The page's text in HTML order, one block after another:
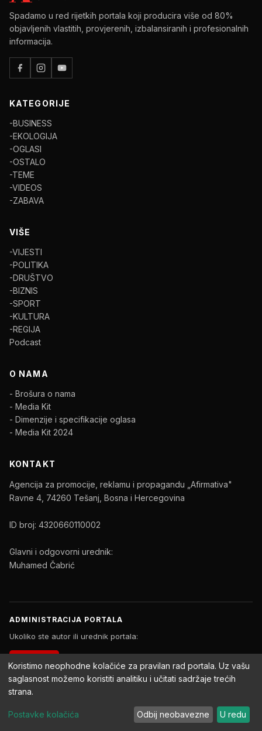
Spadamo u red rijetkih portala koji producira više od 80%
objavljenih vlastitih, provjerenih, izbalansiranih i profesionalnih
informacija.
KATEGORIJE
-BUSINESS
-EKOLOGIJA
-OGLASI
-OSTALO
-TEME
-VIDEOS
-ZABAVA
VIŠE
-VIJESTI
-POLITIKA
-DRUŠTVO
-BIZNIS
-SPORT
-KULTURA
-REGIJA
Podcast
O NAMA
- Brošura o nama
- Media Kit
- Dimenzije i specifikacije oglasa
- Media Kit 2024
KONTAKT
Agencija za promocije, reklamu i propagandu „Afirmativa"
Ravne 4, 74260 Tešanj, Bosna i Hercegovina
ID broj: 4320660110002
Glavni i odgovorni urednik:
Muhamed Čabrić
ADMINISTRACIJA PORTALA
Ukoliko ste autor ili urednik portala:
Copyright © 2026 Afirmativa Portal. Sva prava zadržana.
ImpressumUslovi korištenja Politika privatnostiPostavke kolačića
Koristimo neophodne kolačiće za pravilan rad portala. Uz vašu
saglasnost možemo koristiti analitiku i učitati sadržaje trećih
strana.
Postavke kolačića Odbij neobavezne U redu